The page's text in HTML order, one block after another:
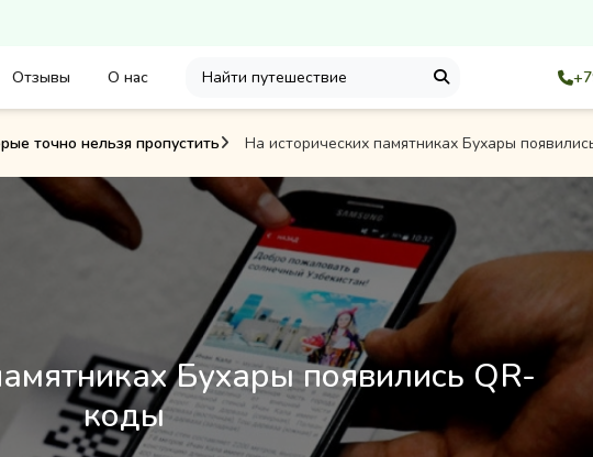
Отзывы О нас
точно нельзя пропустить На исторических памятниках Бухары
Бухары появились QR-
коды